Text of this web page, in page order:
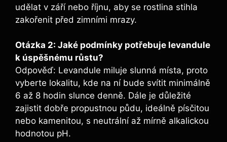
udělat v září nebo říjnu, aby se rostlina stihla
zakořenit před zimními mrazy.
Otázka 2: Jaké podmínky potřebuje levandule
k úspěšnému růstu?
Odpověď: Levandule miluje slunná místa, proto
vyberte lokalitu, kde na ní bude svítit minimálně
6 až 8 hodin slunce denně. Dále je důležité
zajistit dobře propustnou půdu, ideálně písčitou
nebo kamenitou, s neutrální až mírně alkalickou
hodnotou pH.